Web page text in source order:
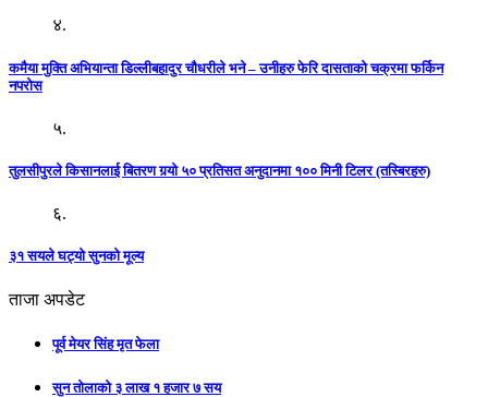
४.
कमैया मुक्ति अभियान्ता डिल्लीबहादुर चौधरीले भने – उनीहरु फेरि दासताको चक्रमा फर्किन
नपरोस
५.
तुलसीपुरले किसानलाई बितरण गर्‍यो ५० प्रतिसत अनुदानमा १०० मिनी टिलर (तस्बिरहरु)
६.
३१ सयले घट्यो सुनको मूल्य
ताजा अपडेट
पूर्व मेयर सिंह मृत फेला
सुन तोलाको ३ लाख १ हजार ७ सय